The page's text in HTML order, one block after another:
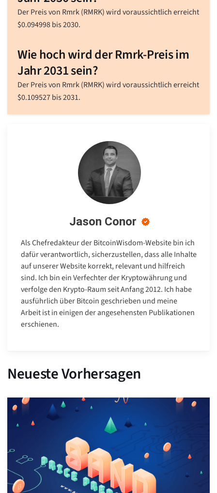
Der Preis von Rmrk (RMRK) wird voraussichtlich erreicht
$0.094998bis 2030.
Wie hoch wird der Rmrk-Preis im
Jahr 2031 sein?
Der Preis von Rmrk (RMRK) wird voraussichtlich erreicht
$0.109527bis 2031.
Jason Conor
Als Chefredakteur der BitcoinWisdom-Website bin ich
dafür verantwortlich, sicherzustellen, dass alle Inhalte
auf unserer Website korrekt, relevant und hilfreich
sind. Ich bin ein Verfechter der Kryptowährung und
verfolge den Krypto-Raum seit Anfang 2012. Ich habe
ausführlich über Bitcoin geschrieben und meine
Arbeit ist in einigen der angesehensten Publikationen
erschienen.
Neueste Vorhersagen